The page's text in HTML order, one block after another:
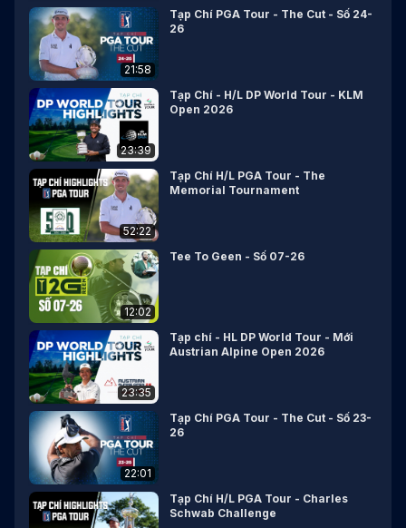
21:58
Tạp Chí PGA Tour - The Cut - Số 24-
26
23:39
Tạp Chí - H/L DP World Tour - KLM
Open 2026
52:22
Tạp Chí H/L PGA Tour - The
Memorial Tournament
12:02
Tee To Geen - Số 07-26
23:35
Tạp chí - HL DP World Tour - Mới
Austrian Alpine Open 2026
22:01
Tạp Chí PGA Tour - The Cut - Số 23-
26
Tạp Chí H/L PGA Tour - Charles
Schwab Challenge